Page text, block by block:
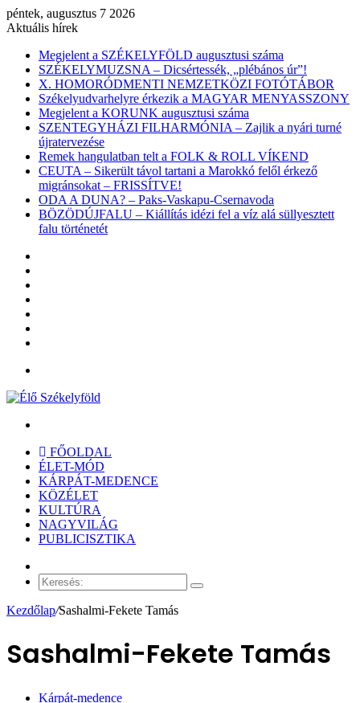
péntek, augusztus 7 2026
Aktuális hírek
Megjelent a SZÉKELYFÖLD augusztusi száma
SZÉKELYMUZSNA – Dicsértessék, „plébános úr”!
X. HOMORÓDMENTI NEMZETKÖZI FOTÓTÁBOR
Székelyudvarhelyre érkezik a MAGYAR MENYASSZONY
Megjelent a KORUNK augusztusi száma
SZENTEGYHÁZI FILHARMÓNIA – Zajlik a nyári turné
újratervezése
Remek hangulatban telt a FOLK & ROLL VÍKEND
CEUTA – Sikerült távol tartani a Marokkó felől érkező
migránsokat – FRISSÍTVE!
ODA A DUNA? – Paks-Vaskapu-Csernavoda
BÖZÖDÚJFALU – Kiállítás idézi fel a víz alá süllyesztett
falu történetét
FŐOLDAL
ÉLET-MÓD
KÁRPÁT-MEDENCE
KÖZÉLET
KULTÚRA
NAGYVILÁG
PUBLICISZTIKA
cikk
Keresés:
Kezdőlap/Sashalmi-Fekete Tamás
Sashalmi-Fekete Tamás
Kárpát-medence